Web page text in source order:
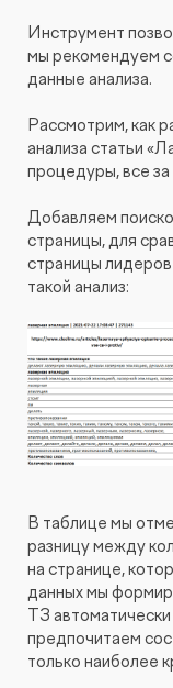
Инструмент
мы рекомендуем
данные анализа.
Рассмотрим, как
анализа статьи
процедуры, все за
Добавляем
страницы, для
страницы
такой анализ:
В таблице мы
разницу между
на странице,
данных мы
ТЗ
предпочитаем
только наиболее